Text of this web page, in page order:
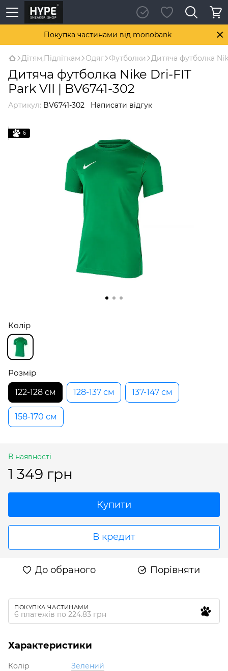
Покупка частинами від monobank
Дітям,Підліткам Одяг Футболки Дитяча футболка
Дитяча футболка Nike Dri-FIT
Park VII | BV6741-302
Артикул: BV6741-302 Написати відгук
6
Колір
Розмір
122-128 см
128-137 см 137-147 см
158-170 см
В наявності
1 349 грн
Купити
В кредит
До обраного Порівняти
ПОКУПКА ЧАСТИНАМИ
6 платежів по 224.83 грн
Характеристики
Колір
Зелений